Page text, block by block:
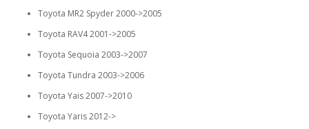
Toyota MR2 Spyder 2000->2005
Toyota RAV4 2001->2005
Toyota Sequoia 2003->2007
Toyota Tundra 2003->2006
Toyota Yais 2007->2010
Toyota Yaris 2012->